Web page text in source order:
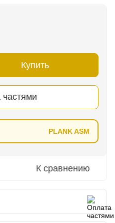
Купить
PLANK ASM
К сравнению